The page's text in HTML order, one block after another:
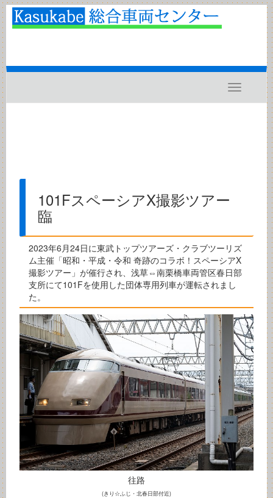
Toggle
navigation
101FスペーシアX撮影ツアー
臨
2023年6月24日に東武トップツアーズ・クラブツーリズ
ム主催「昭和・平成・令和 奇跡のコラボ！スペーシアX
撮影ツアー」が催行され、浅草⇔南栗橋車両管区春日部
支所にて101Fを使用した団体専用列車が運転されまし
た。
往路
(きり☆ふじ・北春日部付近)